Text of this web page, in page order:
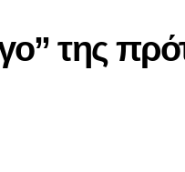
της